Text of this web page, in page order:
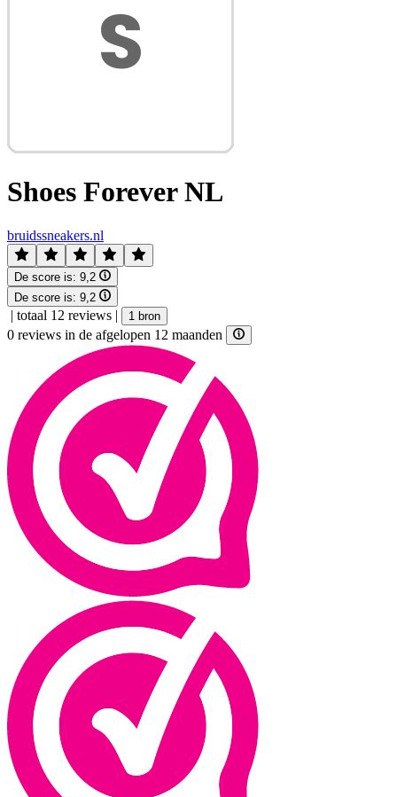
Shoes Forever NL
bruidssneakers.nl
De score is: 9,2
De score is: 9,2
| totaal 12 reviews | 1 bron
0 reviews in de afgelopen 12 maanden